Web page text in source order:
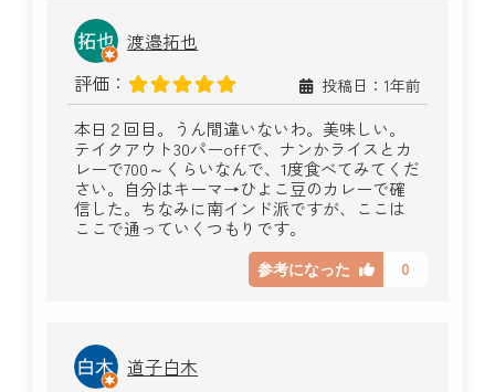
渡邉拓也
評価：
投稿日：1年前
本日２回目。うん間違いないわ。美味しい。
テイクアウト30パーoffで、ナンかライスとカ
レーで700～くらいなんで、1度食べてみてくだ
さい。自分はキーマ→ひよこ豆のカレーで確
信した。ちなみに南インド派ですが、ここは
ここで通っていくつもりです。
参考になった 0
道子白木